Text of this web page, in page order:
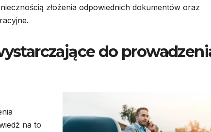
złożenia odpowiednich dokumentów oraz
do
na to